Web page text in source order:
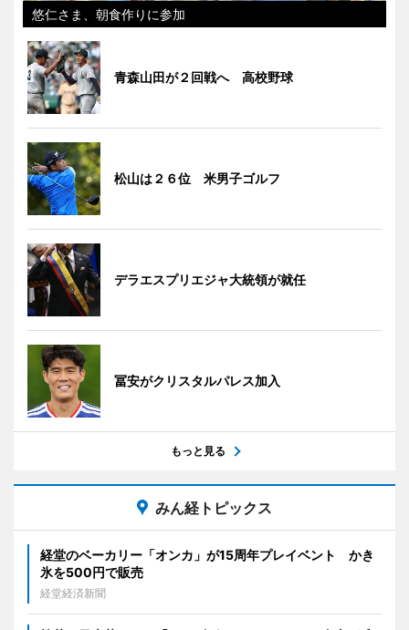
悠仁さま、朝食作りに参加
青森山田が２回戦へ 高校野球
松山は２６位 米男子ゴルフ
デラエスプリエジャ大統領が就任
冨安がクリスタルパレス加入
もっと見る
みん経トピックス
経堂のベーカリー「オンカ」が15周年プレイベント かき
氷を500円で販売
経堂経済新聞